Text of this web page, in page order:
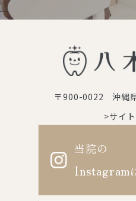
〒900-0022 沖縄
>サイ
当院の
Instagram